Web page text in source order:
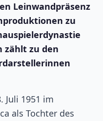
Leinwandpräsenz
zu
zählt zu den
Juli 1951 im
als Tochter des